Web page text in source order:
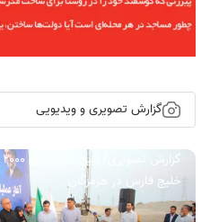
گزارش تصویری و ویدیویی
خلیج فارس در هرمزگان